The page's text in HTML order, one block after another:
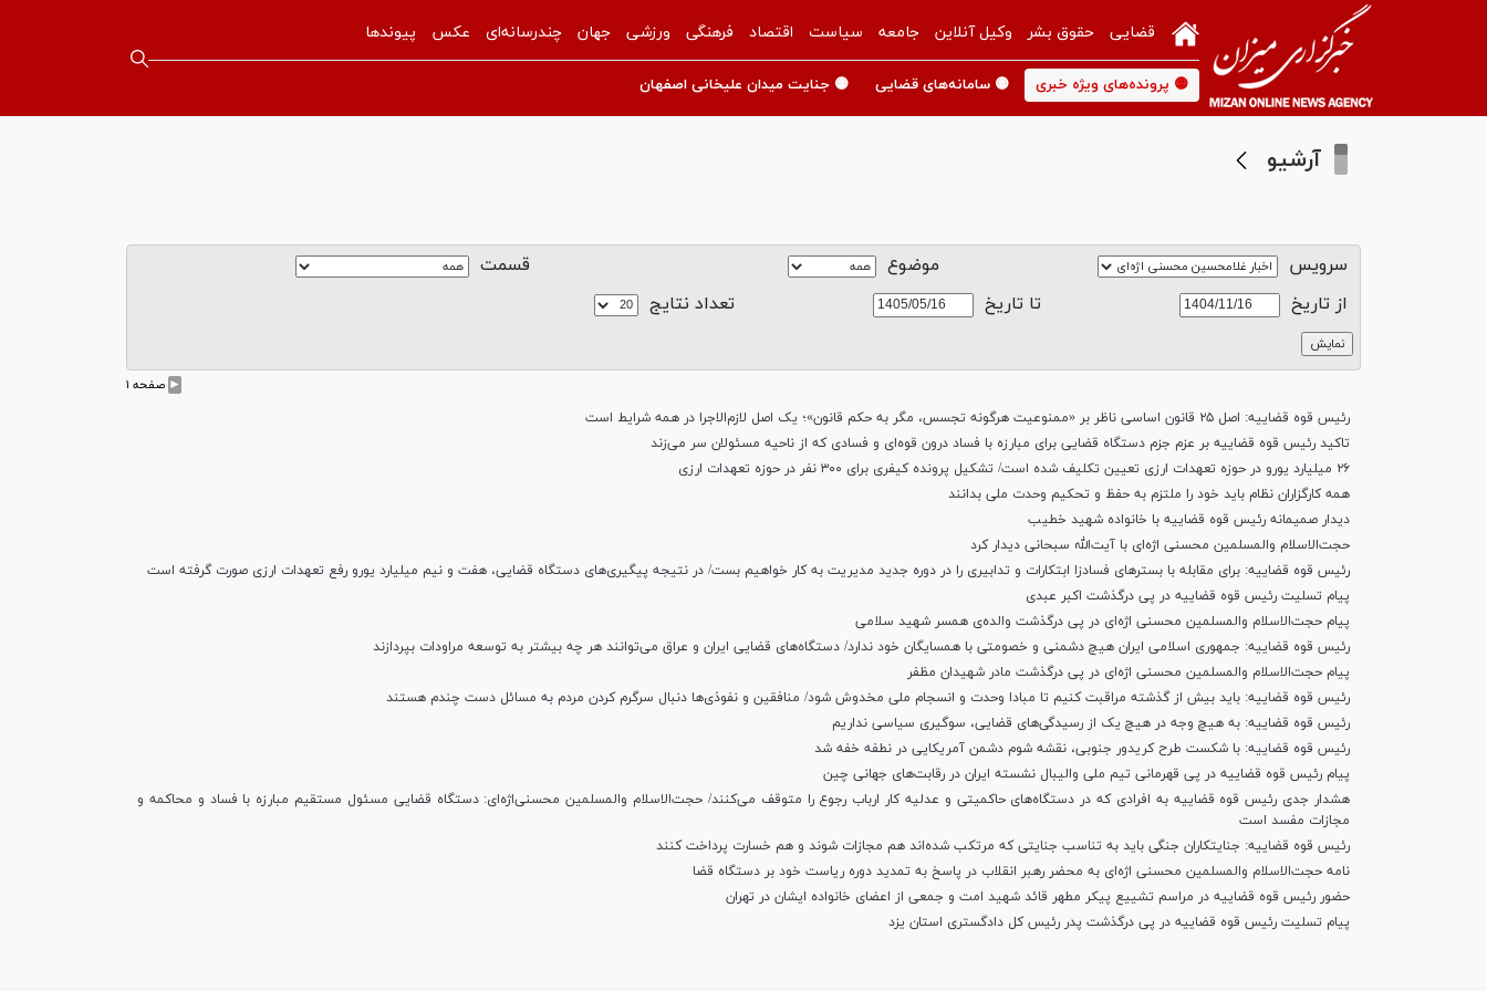
قضایی حقوق بشر وکیل آنلاین جامعه سیاست اقتصاد فرهنگی ورزشی جهان چندرسانه‌ای عکس پیوندها
🟡 پرونده‌های ویژه خبری 🟡 سامانه‌های قضایی 🟡 جنایت میدان علیخانی اصفهان
آرشیو
سرویس موضوع
قسمت
از تاريخ
تا تاریخ تعداد نتايج
►
رئیس قوه قضاییه: اصل ۲۵ قانون اساسی ناظر بر «ممنوعیت هرگونه تجسس، مگر به حکم قانون»؛ یک اصل لازم‌الاجرا در همه شرایط است
تاکید رئیس قوه قضاییه بر عزم جزم دستگاه قضایی برای مبارزه با فساد درون قوه‌ای و فسادی که از ناحیه مسئولان سر می‌زند
۲۶ میلیارد یورو در حوزه تعهدات ارزی تعیین تکلیف شده است/ تشکیل پرونده کیفری برای ۳۰۰ نفر در حوزه تعهدات ارزی
همه کارگزاران نظام باید خود را ملتزم به حفظ و تحکیم وحدت ملی بدانند
دیدار صمیمانه رئیس قوه قضاییه با خانواده شهید خطیب
حجت‌الاسلام والمسلمین محسنی اژه‌ای با آیت‌الله سبحانی دیدار کرد
رئیس قوه قضاییه: برای مقابله با بستر‌های فسادزا ابتکارات و تدابیری را در دوره جدید مدیریت به کار خواهیم بست/ در نتیجه پیگیری‌های دستگاه قضایی، هفت و نیم میلیارد یورو رفع تعهدات ارزی صورت گرفته است
پیام تسلیت رئیس قوه قضاییه در پی درگذشت اکبر عبدی
پیام حجت‌الاسلام والمسلمین محسنی اژه‌ای در پی درگذشت والده‌ی همسر شهید سلامی
رئیس قوه قضاییه: جمهوری اسلامی ایران هیچ دشمنی و خصومتی با همسایگان خود ندارد/ دستگاه‌های قضایی ایران و عراق می‌توانند هر چه بیشتر به توسعه مراودات بپردازند
پیام حجت‌الاسلام والمسلمین محسنی اژه‌ای در پی درگذشت مادر شهیدان مظفر
رئیس قوه قضاییه: باید بیش از گذشته مراقبت کنیم تا مبادا وحدت و انسجام ملی مخدوش شود/ منافقین و نفوذی‌ها دنبال سرگرم کردن مردم به مسائل دست چندم هستند
رئیس قوه قضاییه: به هیچ وجه در هیچ یک از رسیدگی‌های قضایی، سوگیری سیاسی نداریم
رئیس قوه قضاییه: با شکست طرح کریدور جنوبی، نقشه شوم دشمن آمریکایی در نطفه خفه شد
پیام رئیس قوه قضاییه در پی قهرمانی تیم ملی والیبال نشسته ایران در رقابت‌های جهانی چین
هشدار جدی رئیس قوه قضاییه به افرادی که در دستگاه‌های حاکمیتی و عدلیه کار ارباب رجوع را متوقف می‌کنند/ حجت‌الاسلام والمسلمین محسنی‌اژه‌ای: دستگاه قضایی مسئول مستقیم مبارزه با فساد و محاکمه و
مجازات مفسد است
رئیس قوه قضاییه: جنایتکاران جنگی باید به تناسب جنایتی که مرتکب شده‌اند هم مجازات شوند و هم خسارت پرداخت کنند
نامه حجت‌الاسلام والمسلمین محسنی اژه‌ای به محضر رهبر انقلاب در پاسخ به تمدید دوره ریاست خود بر دستگاه قضا
حضور رئیس قوه قضاییه در مراسم تشییع پیکر مطهر قائد شهید امت و جمعی از اعضای خانواده ایشان در تهران
پیام تسلیت رئیس قوه قضاییه در پی درگذشت پدر رئیس کل دادگستری استان یزد